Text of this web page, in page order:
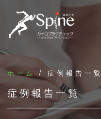
ホーム / 症例報告一覧
症例報告一覧